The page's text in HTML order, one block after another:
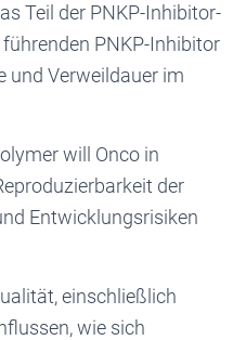
Teil der PNKP-Inhibitor-
PNKP-Inhibitor
und Verweildauer im
will Onco in
der
Entwicklungsrisiken
einschließlich
wie sich